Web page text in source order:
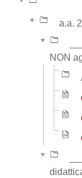
a.a.
NON